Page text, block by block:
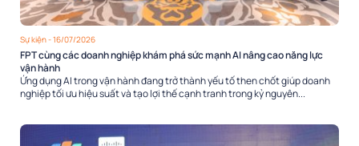
Sự kiện- 16/07/2026
FPT cùng các doanh nghiệp khám phá sức mạnh AI nâng cao năng lực
vận hành
Ứng dụng AI trong vận hành đang trở thành yếu tố then chốt giúp doanh
nghiệp tối ưu hiệu suất và tạo lợi thế cạnh tranh trong kỷ nguyên...